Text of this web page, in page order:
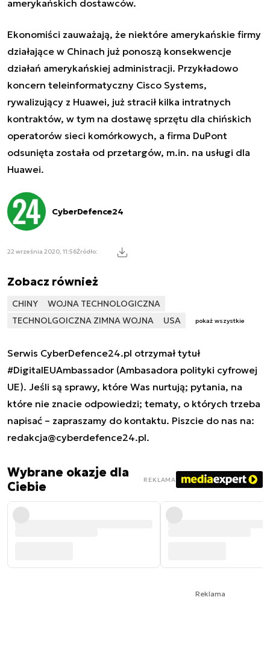
amerykańskich dostawców.
Ekonomiści zauważają, że niektóre amerykańskie firmy
działające w Chinach już ponoszą konsekwencje
działań amerykańskiej administracji. Przykładowo
koncern teleinformatyczny Cisco Systems,
rywalizujący z Huawei, już stracił kilka intratnych
kontraktów, w tym na dostawę sprzętu dla chińskich
operatorów sieci komórkowych, a firma DuPont
odsunięta została od przetargów, m.in. na usługi dla
Huawei.
CyberDefence24
22 września 2020, 11:56Źródło:
Zobacz również
CHINY
WOJNA TECHNOLOGICZNA
TECHNOLGOICZNA ZIMNA WOJNA
USA pokaż wszystkie
Serwis CyberDefence24.pl otrzymał tytuł
#DigitalEUAmbassador (Ambasadora polityki cyfrowej
UE). Jeśli są sprawy, które Was nurtują; pytania, na
które nie znacie odpowiedzi; tematy, o których trzeba
napisać – zapraszamy do kontaktu. Piszcie do nas na:
redakcja@cyberdefence24.pl.
Wybrane okazje dla
Ciebie
REKLAMA
Reklama